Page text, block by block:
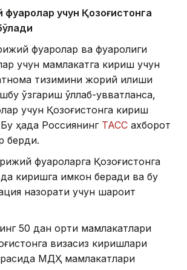
учун Қозоғистонга
фуқаролар ва фуқаролиги
учун мамлакатга кириш учун
тизимини жорий қилиши
ўзгариш қўллаб-қувватланса,
учун Қозоғистонга кириш
ҳақда Россиянинг ТАСС ахборот
берди.
фуқароларга Қозоғистонга
киришга имкон беради ва бу
назорати учун шароит
50 дан ортиқ мамлакатлари
визасиз киришлари
МДҲ мамлакатлари